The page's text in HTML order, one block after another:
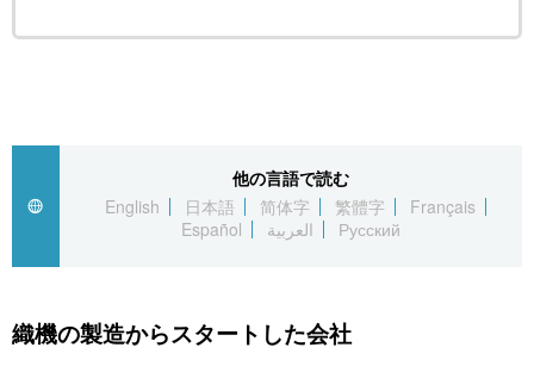
他の言語で読む
English
日本語 简体字 繁體字
Français
Español
العربية Русский
織機の製造からスタートした会社